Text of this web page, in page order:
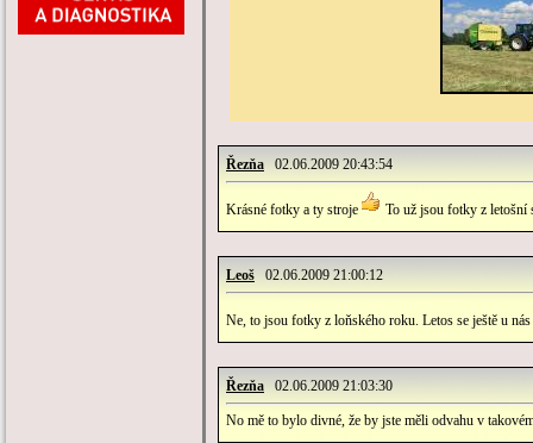
Řezňa 02.06.2009 20:43:54
Krásné fotky a ty stroje To už jsou fotky z letošní
Leoš 02.06.2009 21:00:12
Ne, to jsou fotky z loňského roku. Letos se ještě u
Řezňa 02.06.2009 21:03:30
No mě to bylo divné, že by jste měli odvahu v